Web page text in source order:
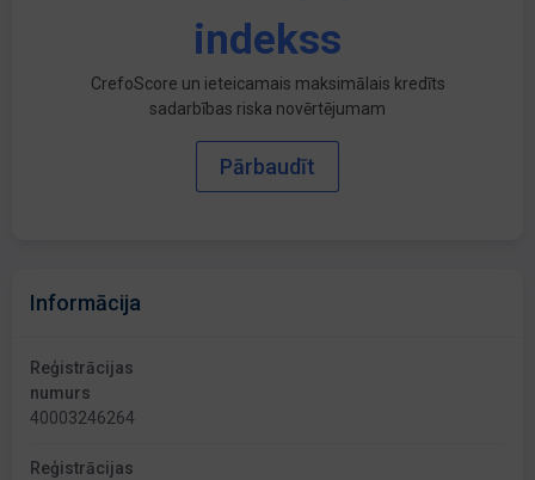
indekss
CrefoScore un ieteicamais maksimālais kredīts
sadarbības riska novērtējumam
Pārbaudīt
Informācija
Reģistrācijas
numurs
40003246264
Reģistrācijas